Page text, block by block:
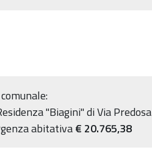
"Biagini" di Via Predosa
abitativa€ 20.765,38